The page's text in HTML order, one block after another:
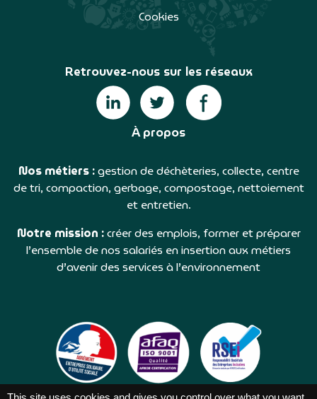
Cookies
Retrouvez-nous sur les réseaux
À propos
Nos métiers :gestion de déchèteries, collecte, centre
de tri, compaction, gerbage, compostage, nettoiement
et entretien.
Notre mission :créer des emplois, former et préparer
l’ensemble de nos salariés en insertion aux métiers
d’avenir des services à l’environnement